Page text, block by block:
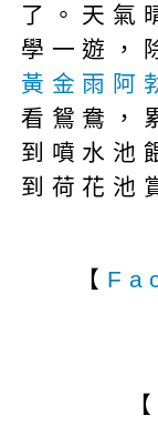
了。天氣
學一遊，
黃金雨阿
看鴛鴦，
到噴水池
到荷花池
【